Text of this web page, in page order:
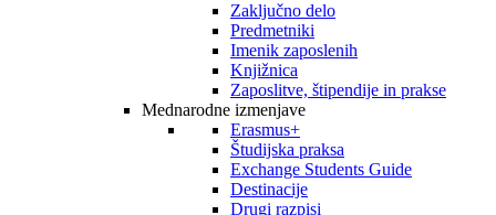
Zaključno delo
Predmetniki
Imenik zaposlenih
Knjižnica
Zaposlitve, štipendije in prakse
Mednarodne izmenjave
Erasmus+
Študijska praksa
Exchange Students Guide
Destinacije
Drugi razpisi